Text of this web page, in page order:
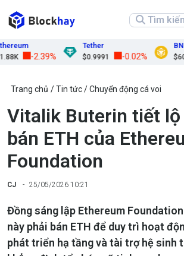
-2.39%
Tether
$0.9991
-0.02%
BNB
Trang chủ Tin tức Chuyển động cá voi
Vitalik Buterin tiết lộ
bán ETH của
Foundation
CJ 25/05/2026 10:21
Đồng sáng lập Ethereum
này phải bán ETH để duy trì hoạt
phát triển hạ tầng và tài trợ hệ sinh